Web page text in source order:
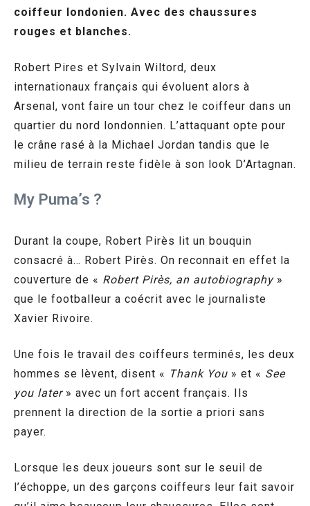
coiffeur londonien. Avec des chaussures
rouges et blanches.
Robert Pires et Sylvain Wiltord, deux
internationaux français qui évoluent alors à
Arsenal, vont faire un tour chez le coiffeur dans un
quartier du nord londonnien. L’attaquant opte pour
le crâne rasé à la Michael Jordan tandis que le
milieu de terrain reste fidèle à son look D’Artagnan.
My Puma’s ?
Durant la coupe, Robert Pirès lit un bouquin
consacré à… Robert Pirès. On reconnait en effet la
couverture de « Robert Pirès, an autobiography»
que le footballeur a coécrit avec le journaliste
Xavier Rivoire.
Une fois le travail des coiffeurs terminés, les deux
hommes se lèvent, disent « Thank You » et « See
you later» avec un fort accent français. Ils
prennent la direction de la sortie a priori sans
payer.
Lorsque les deux joueurs sont sur le seuil de
l’échoppe, un des garçons coiffeurs leur fait savoir